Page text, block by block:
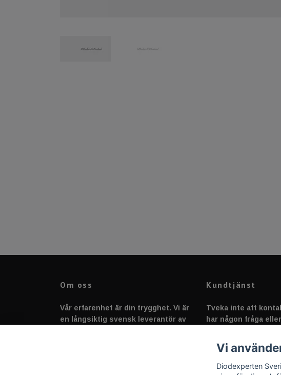
Om oss
Vår erfarenhet är din trygghet. Vi är
en långsiktig svensk leverantör av
Kundtjänst
Tveka inte att
har någon fråga
Vi
Diodexperten